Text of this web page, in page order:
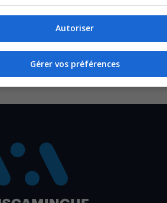
C’EST PROTÉGER NOTRE
ET NOTRE ÉCONOMIE
Autoriser
Gérer vos préférences